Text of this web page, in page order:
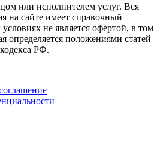
или исполнителем услуг. Вся
на сайте имеет справочный
не является офертой, в том
определяется положениями статей
РФ.